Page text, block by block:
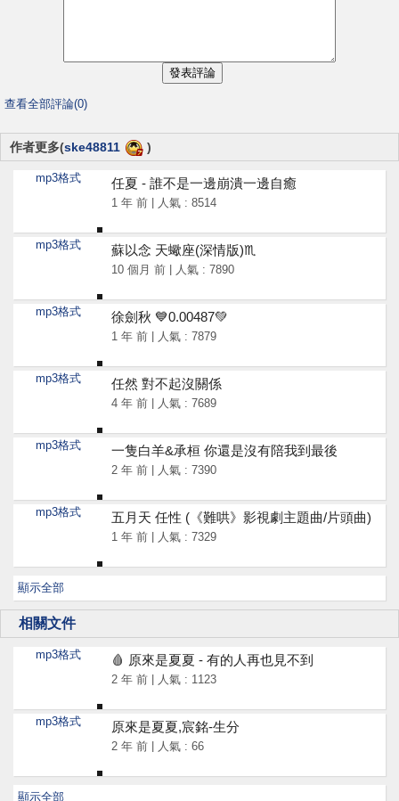
查看全部評論(0)
作者更多(ske48811 )
mp3格式 任夏 - 誰不是一邊崩潰一邊自癒
1 年 前 | 人氣 : 8514
mp3格式 蘇以念 天蠍座(深情版)♏
10 個月 前 | 人氣 : 7890
mp3格式 徐劍秋 💙0.00487💚
1 年 前 | 人氣 : 7879
mp3格式 任然 對不起沒關係
4 年 前 | 人氣 : 7689
mp3格式 一隻白羊&承桓 你還是沒有陪我到最後
2 年 前 | 人氣 : 7390
mp3格式 五月天 任性 (《難哄》影視劇主題曲/片頭曲)
1 年 前 | 人氣 : 7329
顯示全部
相關文件
mp3格式 🩸 原來是夏夏 - 有的人再也見不到
2 年 前 | 人氣 : 1123
mp3格式 原來是夏夏,宸銘-生分
2 年 前 | 人氣 : 66
顯示全部